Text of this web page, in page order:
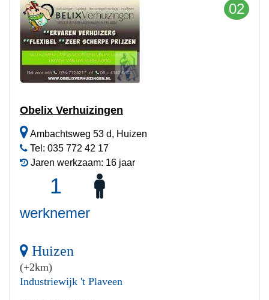
02
Obelix Verhuizingen
Ambachtsweg 53 d, Huizen
Tel: 035 772 42 17
Jaren werkzaam: 16 jaar
1
werknemer
Huizen
(+2km)
Industriewijk 't Plaveen